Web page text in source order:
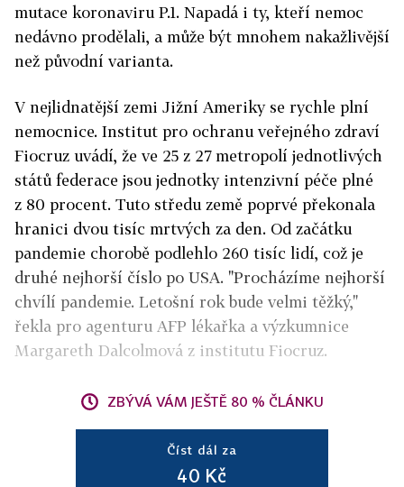
mutace koronaviru P.1. Napadá i ty, kteří nemoc
nedávno prodělali, a může být mnohem nakažlivější
než původní varianta.
V nejlidnatější zemi Jižní Ameriky se rychle plní
nemocnice. Institut pro ochranu veřejného zdraví
Fiocruz uvádí, že ve 25 z 27 metropolí jednotlivých
států federace jsou jednotky intenzivní péče plné
z 80 procent. Tuto středu země poprvé překonala
hranici dvou tisíc mrtvých za den. Od začátku
pandemie chorobě podlehlo 260 tisíc lidí, což je
druhé nejhorší číslo po USA. "Procházíme nejhorší
chvílí pandemie. Letošní rok bude velmi těžký,"
řekla pro agenturu AFP lékařka a výzkumnice
Margareth Dalcolmová z institutu Fiocruz.
ZBÝVÁ VÁM JEŠTĚ 80 % ČLÁNKU
Číst dál za
40 Kč